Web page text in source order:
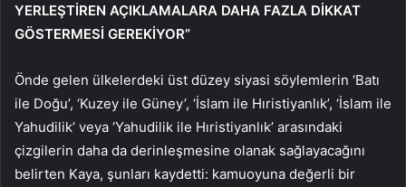
YERLEŞTİREN AÇIKLAMALARA DAHA FAZLA DİKKAT
GÖSTERMESİ GEREKİYOR”
Önde gelen ülkelerdeki üst düzey siyasi söylemlerin ‘Batı
ile Doğu’, ‘Kuzey ile Güney’, ‘İslam ile Hıristiyanlık’, ‘İslam ile
Yahudilik’ veya ‘Yahudilik ile Hıristiyanlık’ arasındaki
çizgilerin daha da derinleşmesine olanak sağlayacağını
belirten Kaya, şunları kaydetti: kamuoyuna değerli bir